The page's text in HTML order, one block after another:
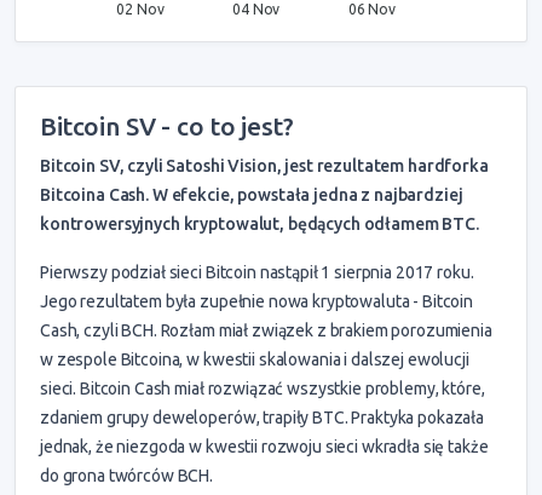
02 Nov 04 Nov 06 Nov
Bitcoin SV - co to jest?
Bitcoin SV, czyli Satoshi Vision, jest rezultatem hardforka
Bitcoina Cash. W efekcie, powstała jedna z najbardziej
kontrowersyjnych kryptowalut, będących odłamem BTC.
Pierwszy podział sieci Bitcoin nastąpił 1 sierpnia 2017 roku.
Jego rezultatem była zupełnie nowa kryptowaluta - Bitcoin
Cash, czyli BCH. Rozłam miał związek z brakiem porozumienia
w zespole Bitcoina, w kwestii skalowania i dalszej ewolucji
sieci. Bitcoin Cash miał rozwiązać wszystkie problemy, które,
zdaniem grupy deweloperów, trapiły BTC. Praktyka pokazała
jednak, że niezgoda w kwestii rozwoju sieci wkradła się także
do grona twórców BCH.